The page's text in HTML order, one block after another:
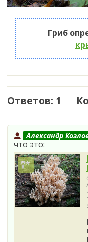
Гриб
Ответов: 1
Александр
что это: